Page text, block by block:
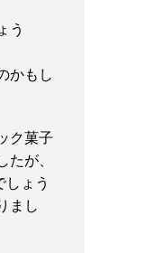
う
かもし
ク菓子
たが、
しょう
まし